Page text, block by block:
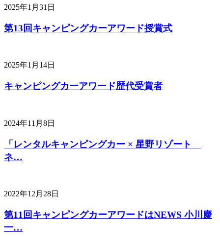
2025年1月31日
第13回キャンピングカーアワード授賞式
2025年1月14日
キャンピングカーアワード歴代受賞者
2024年11月8日
「レンタルキャンピングカー × 星野リゾート
ネ…
2022年12月28日
第11回キャンピングカーアワードはNEWS 小川慶
一…